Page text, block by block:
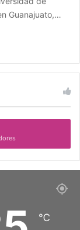
Guanajuato,…
℃